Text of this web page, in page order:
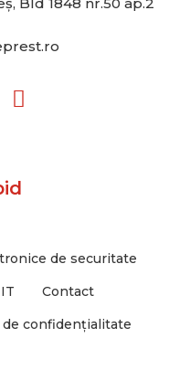
L
i
de securitate
Contact
de confidențialitate